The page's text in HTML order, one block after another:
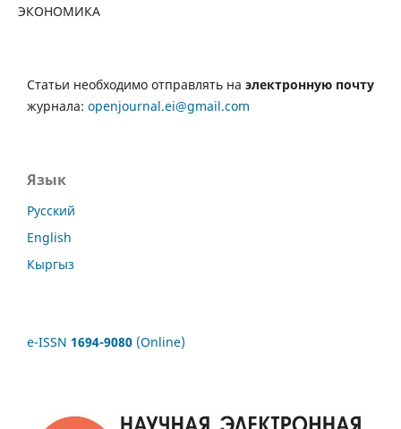
ЭКОНОМИКА
Статьи необходимо отправлять на электронную почту
журнала: openjournal.ei@gmail.com
Язык
Русский
English
Кыргыз
e-ISSN 1694-9080 (Online)